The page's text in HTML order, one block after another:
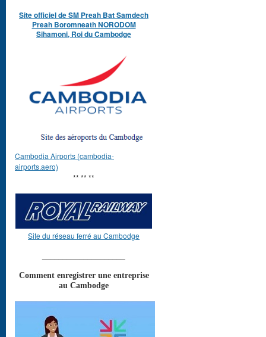
Site officiel de SM Preah Bat Samdech
Preah Boromneath NORODOM
Sihamoni, Roi du Cambodge
Cambodia Airports (cambodia-
airports.aero)
** ** **
Site du réseau ferré au Cambodge
Comment enregistrer une entreprise
au Cambodge